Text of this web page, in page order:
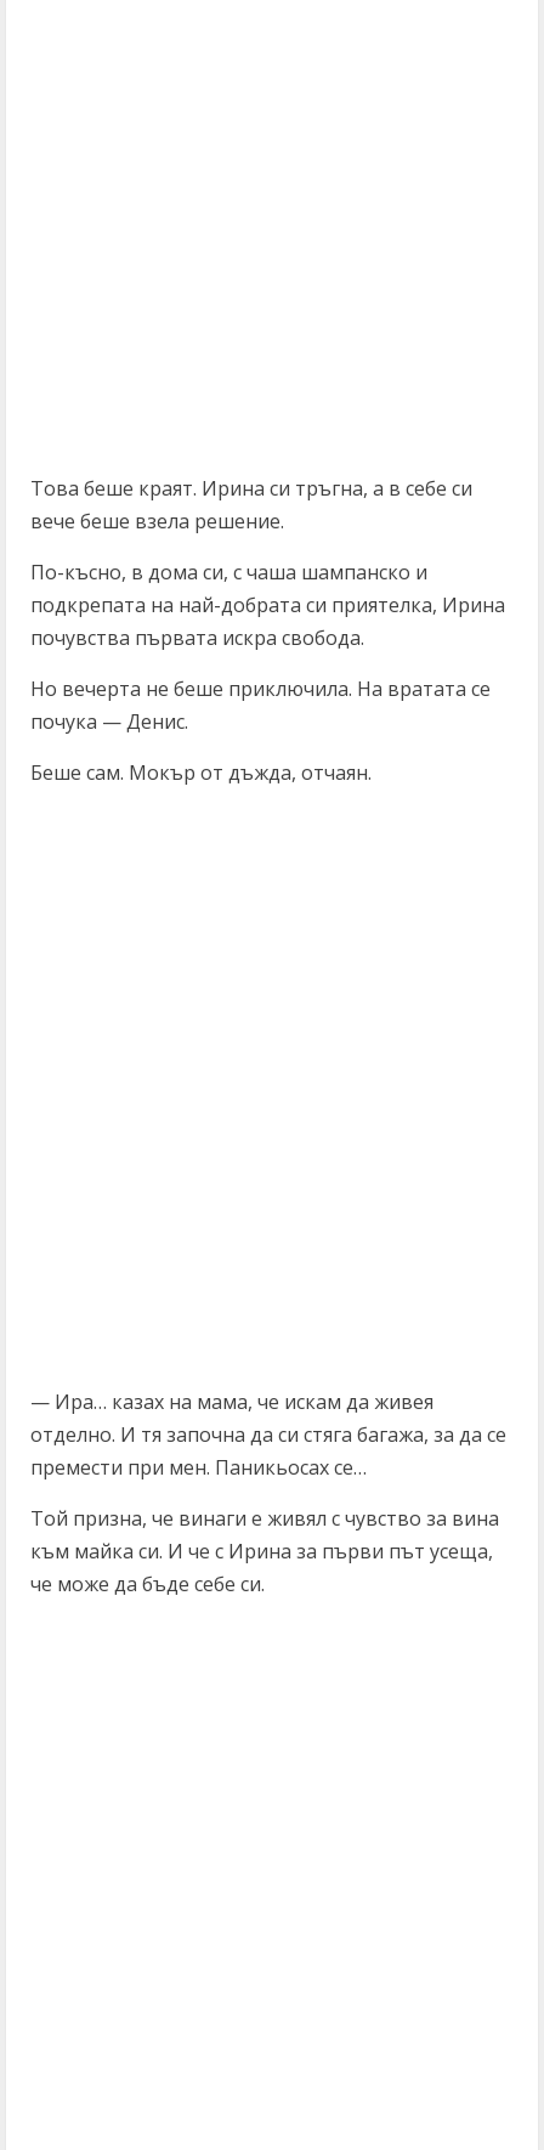
Това беше краят. Ирина си тръгна, а в себе си
вече беше взела решение.
По-късно, в дома си, с чаша шампанско и
подкрепата на най-добрата си приятелка, Ирина
почувства първата искра свобода.
Но вечерта не беше приключила. На вратата се
почука — Денис.
Беше сам. Мокър от дъжда, отчаян.
— Ира… казах на мама, че искам да живея
отделно. И тя започна да си стяга багажа, за да се
премести при мен. Паникьосах се…
Той призна, че винаги е живял с чувство за вина
към майка си. И че с Ирина за първи път усеща,
че може да бъде себе си.